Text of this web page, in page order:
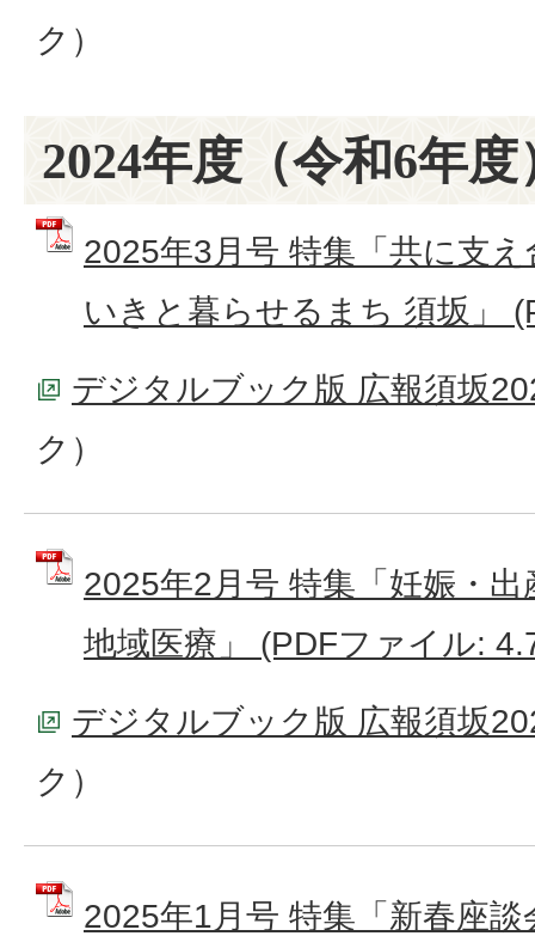
ク）
2024年度（令和6年度
2025年3月号 特集「共に支
いきと暮らせるまち 須坂」
デジタルブック版 広報須坂
ク）
2025年2月号 特集「妊娠・
地域医療」 (PDFファイル:
デジタルブック版 広報須坂
ク）
2025年1月号 特集「新春座